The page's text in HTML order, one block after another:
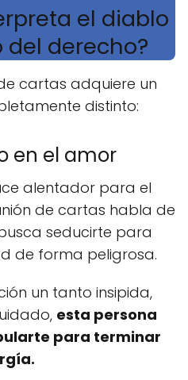
el diablo
derecho?
cartas adquiere un
distinto:
en el amor
alentador para el
de cartas habla de
seducirte para
de forma peligrosa.
un tanto insipida,
esta persona
para terminar